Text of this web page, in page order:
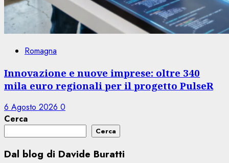
Romagna
Innovazione e nuove imprese: oltre 340
mila euro regionali per il progetto PulseR
6 Agosto 2026 0
Cerca
Cerca
Dal blog di Davide Buratti